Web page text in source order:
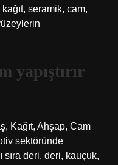
seramik, cam,
yapıştırır
Kağıt, Ahşap, Cam
sektöründe
sıra deri, deri, kauçuk,